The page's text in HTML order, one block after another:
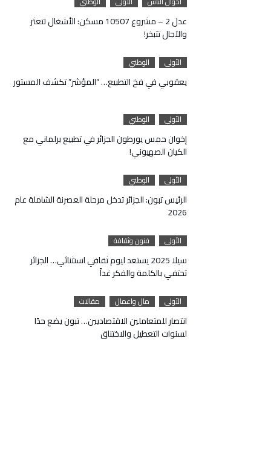
عدل 2 – مشروع 10507 مسكن: الأشغال تتعثر
والآجال تتبخر!
الأولى الوطني
يعقوبي في فخ التطبيع… “المؤشر” تكشف المستور
الأولى الوطني
إخوان حمس يورطون الجزائر في تطبيع برلماني مع
الكيان الصهيوني!
الأولى الوطني
الرئيس تبون: الجزائر تدخل مرحلة العصرنة الشاملة عام
2026
الأولى فنون وثقافة
سيلا 2025 يستعد ليوم ثقافي استثنائي… الجزائر
تحتفي بالكلمة والفكر غداً
الأولى مال واعمال مقالات
انتصار للمتعاملين الاقتصاديين… تبون يضع حدًا
لسنوات التعطيل والاختناق